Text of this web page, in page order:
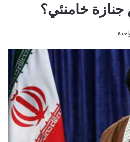
خامنئي؟